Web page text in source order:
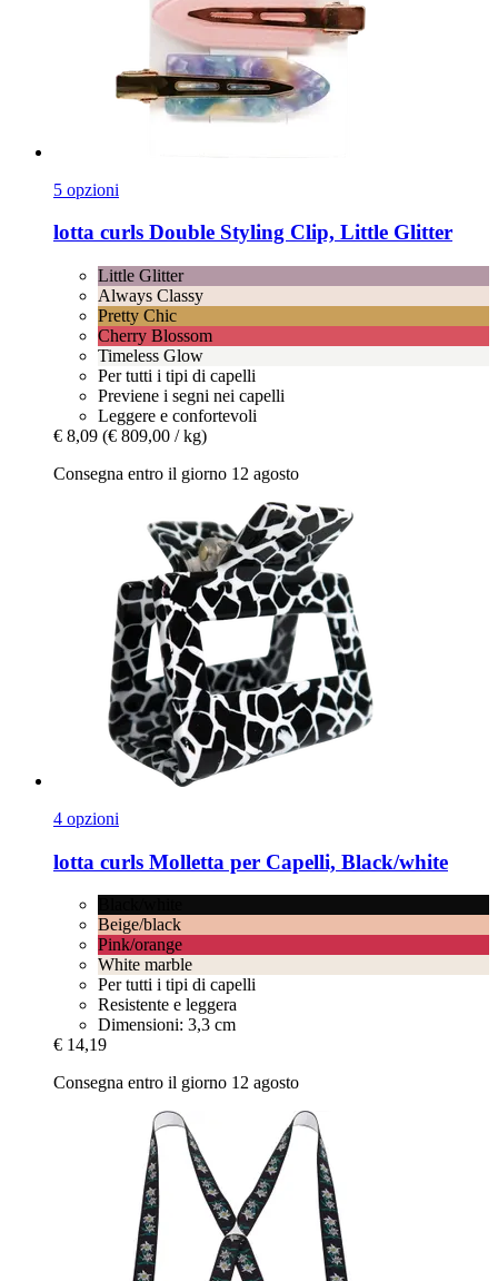
5 opzioni
lotta curls Double Styling Clip, Little Glitter
Little Glitter
Always Classy
Pretty Chic
Cherry Blossom
Timeless Glow
Per tutti i tipi di capelli
Previene i segni nei capelli
Leggere e confortevoli
€ 8,09 (€ 809,00 / kg)
Consegna entro il giorno 12 agosto
4 opzioni
lotta curls Molletta per Capelli, Black/white
Beige/black
Pink/orange
White marble
Per tutti i tipi di capelli
Resistente e leggera
Dimensioni: 3,3 cm
€ 14,19
Consegna entro il giorno 12 agosto